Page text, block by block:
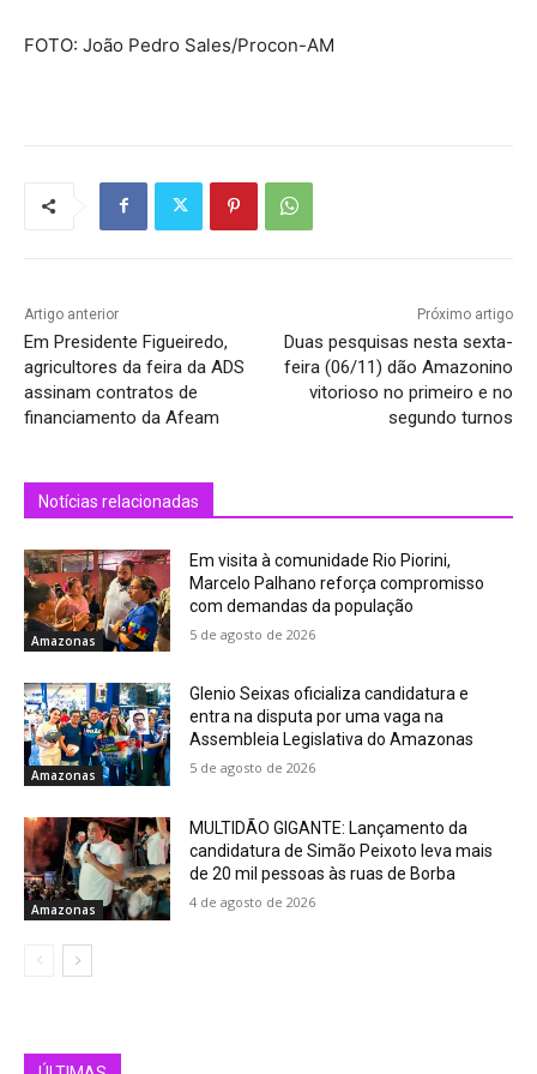
FOTO: João Pedro Sales/Procon-AM
Artigo anterior
Em Presidente Figueiredo,
agricultores da feira da ADS
assinam contratos de
financiamento da Afeam
Próximo artigo
Duas pesquisas nesta sexta-
feira (06/11) dão Amazonino
vitorioso no primeiro e no
segundo turnos
Notícias relacionadas
Amazonas
Em visita à comunidade Rio Piorini,
Marcelo Palhano reforça compromisso
com demandas da população
5 de agosto de 2026
Amazonas
Glenio Seixas oficializa candidatura e
entra na disputa por uma vaga na
Assembleia Legislativa do Amazonas
5 de agosto de 2026
Amazonas
MULTIDÃO GIGANTE: Lançamento da
candidatura de Simão Peixoto leva mais
de 20 mil pessoas às ruas de Borba
4 de agosto de 2026